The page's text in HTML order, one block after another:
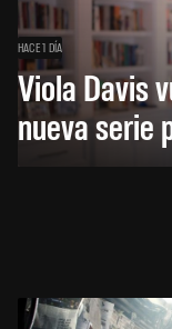
HACE 1 DÍA
Viola Davis
nueva serie